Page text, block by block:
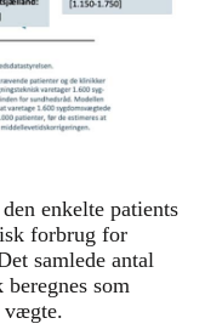
enkelte patients
forbrug for
samlede antal
som
vægte.